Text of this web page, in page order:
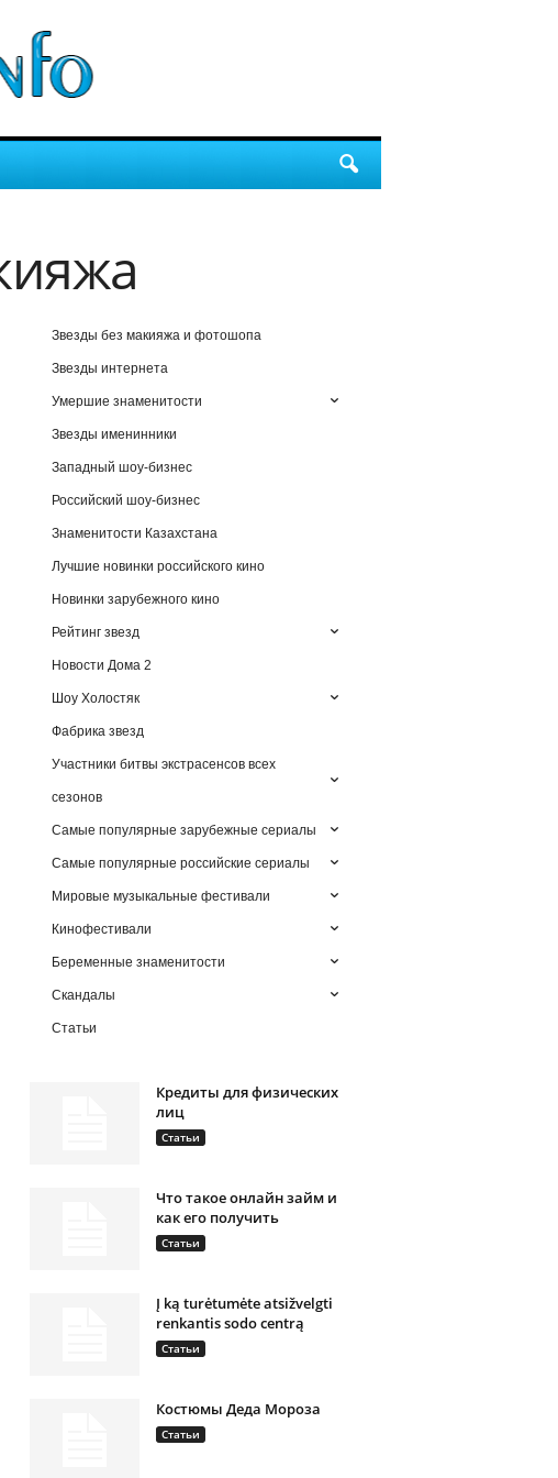
Звезды без макияжа и фотошопа
Звезды интернета
Умершие знаменитости
Звезды именинники
Западный шоу-бизнес
Российский шоу-бизнес
Знаменитости Казахстана
Лучшие новинки российского кино
Новинки зарубежного кино
Рейтинг звезд
Новости Дома 2
Шоу Холостяк
Фабрика звезд
Участники битвы экстрасенсов всех
сезонов
Самые популярные зарубежные сериалы
Самые популярные российские сериалы
Мировые музыкальные фестивали
Кинофестивали
Беременные знаменитости
Скандалы
Статьи
Кредиты для физических
лиц
Статьи
Что такое онлайн займ и
как его получить
Статьи
Į ką turėtumėte atsižvelgti
renkantis sodo centrą
Статьи
Костюмы Деда Мороза
Статьи